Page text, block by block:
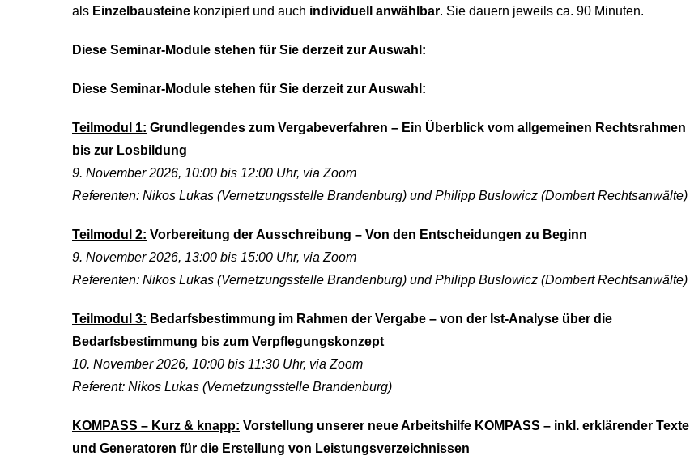
als Einzelbausteine konzipiert und auch individuell anwählbar. Sie dauern jeweils ca. 90 Minuten.
Diese Seminar-Module stehen für Sie derzeit zur Auswahl:
Diese Seminar-Module stehen für Sie derzeit zur Auswahl:
Teilmodul 1: Grundlegendes zum Vergabeverfahren – Ein Überblick vom allgemeinen Rechtsrahmen
bis zur Losbildung
9. November 2026, 10:00 bis 12:00 Uhr, via Zoom
Referenten: Nikos Lukas (Vernetzungsstelle Brandenburg) und Philipp Buslowicz (Dombert Rechtsanwälte)
Teilmodul 2: Vorbereitung der Ausschreibung – Von den Entscheidungen zu Beginn
9. November 2026, 13:00 bis 15:00 Uhr, via Zoom
Referenten: Nikos Lukas (Vernetzungsstelle Brandenburg) und Philipp Buslowicz (Dombert Rechtsanwälte)
Teilmodul 3: Bedarfsbestimmung im Rahmen der Vergabe – von der Ist-Analyse über die
Bedarfsbestimmung bis zum Verpflegungskonzept
10. November 2026, 10:00 bis 11:30 Uhr, via Zoom
Referent: Nikos Lukas (Vernetzungsstelle Brandenburg)
KOMPASS – Kurz & knapp: Vorstellung unserer neue Arbeitshilfe KOMPASS – inkl. erklärender Texte
und Generatoren für die Erstellung von Leistungsverzeichnissen